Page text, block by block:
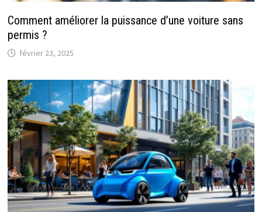
Comment améliorer la puissance d’une voiture sans
permis ?
février 23, 2025